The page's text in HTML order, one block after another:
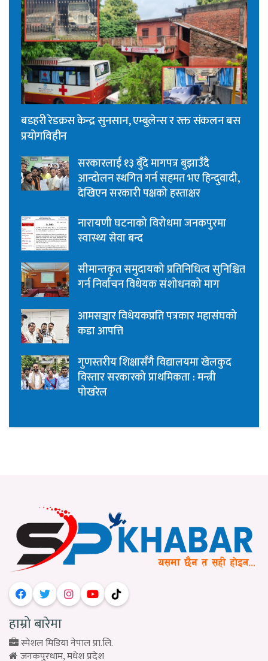
बडहरी रेडक्रस केन्द्र सुनसान, एम्बुलेन्स र रक्त संकलन बस
प्रयोगविहीन
सरकारलाई १३ बुँदे मागपत्र बुझाउँदै
आन्दोलन स्थगित गर्न सहमत भए हिन्दुवादी,
देखिएन सरकारी पक्षको हस्ताक्षर
नारायणी घटनाको विरोधमा जनकपुरमा
स्वास्थ्य सेवा बन्द
सीमान्तकृत समुदायको प्रतिनिधित्व सुनिश्चित
गर्न निर्वाचन विधेयक संशोधनको माग
आमसञ्चार विधेयकप्रति पत्रकार महासंघको
कडा आपत्ति
गुणस्तरीय शिक्षासँगै विद्यालयमा खेलकुद
विस्तार सरकारको प्राथमिकता : मन्त्री
पोखरेल
हाम्रो बारेमा
स्पेशल मिडिया नेपाल प्रा.लि.
जनकपुरधाम, मधेश प्रदेश